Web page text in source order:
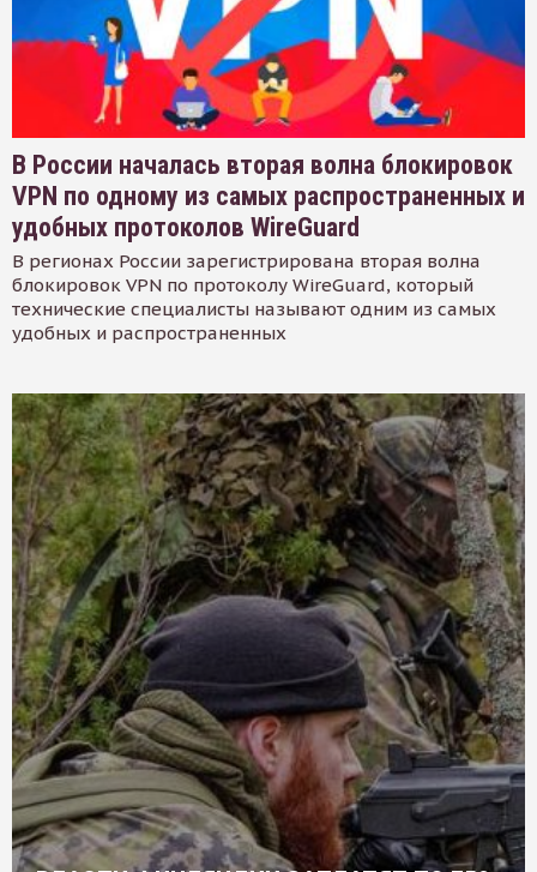
В России началась вторая волна блокировок
VPN по одному из самых распространенных и
удобных протоколов WireGuard
В регионах России зарегистрирована вторая волна
блокировок VPN по протоколу WireGuard, который
технические специалисты называют одним из самых
удобных и распространенных